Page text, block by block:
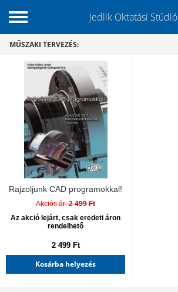
Jedlik Oktatási Stúdió
MŰSZAKI TERVEZÉS:
Rajzoljunk CAD programokkal!
2 499 Ft
Akciós ár:2 499 Ft
Az akció lejárt, csak eredeti áron
rendelhető
Kosárba helyezés